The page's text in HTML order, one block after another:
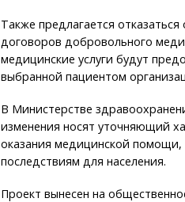
Также предлагается
договоров добровольного
медицинские услуги будут
выбранной пациентом
В Министерстве
изменения носят уточняющий
оказания медицинской помощи,
последствиям для населения.
Проект вынесен на